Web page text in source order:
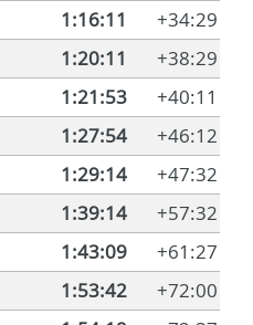
1:16:11
+34:29
1:20:11
+38:29
1:21:53
+40:11
1:27:54
+46:12
1:29:14
+47:32
1:39:14
+57:32
1:43:09
+61:27
1:53:42
+72:00